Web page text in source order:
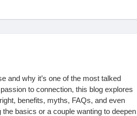
and why it’s one of the most talked
to connection, this blog explores
benefits, myths, FAQs, and even
basics or a couple wanting to deepen